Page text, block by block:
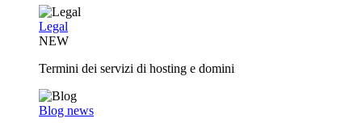
Legal
NEW
Termini dei servizi di hosting e domini
Blog news